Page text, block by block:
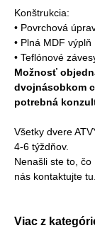
Konštrukcia:
• Povrchová
• Plná MDF výplň
• Teflónové
Možnosť
dvojnásobkom
potrebná
Všetky dvere
4-6 týždňov.
Nenašli ste to,
nás kontaktujte tu.
Viac z